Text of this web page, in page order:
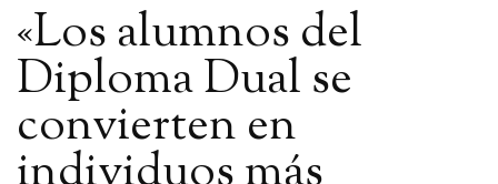
«Los alumnos del
Diploma Dual se
convierten en